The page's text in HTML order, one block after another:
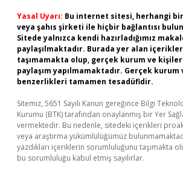
Yasal Uyarı: Bu internet sitesi, herhangi
veya şahıs şirketi ile hiçbir bağlantısı
Sitede yalnızca kendi hazırladığımız
paylaşılmaktadır. Burada yer alan
taşımamakta olup, gerçek kurum ve kişiler
paylaşım yapılmamaktadır. Gerçek
benzerlikleri tamamen tesadüfidir.
Sitemiz, 5651 Sayılı Kanun gereğince Bilgi
Kurumu (BTK) tarafından onaylanmış bir Yer
vermektedir. Bu nedenle, sitedeki içerikleri
veya araştırma yükümlülüğümüz
yazdıkları içeriklerin sorumluluğunu taşımakta
bu sorumluluğu kabul etmiş sayılırlar.